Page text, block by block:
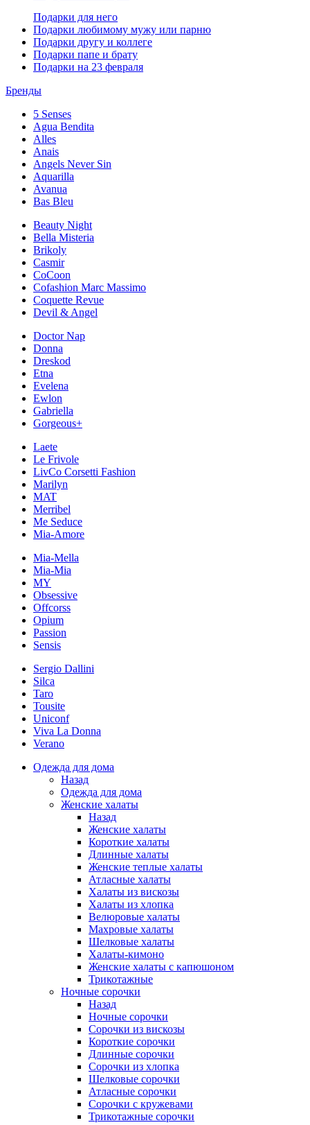
Подарки для него
Подарки любимому мужу или парню
Подарки другу и коллеге
Подарки папе и брату
Подарки на 23 февраля
Бренды
5 Senses
Agua Bendita
Alles
Anais
Angels Never Sin
Aquarilla
Avanua
Bas Bleu
Beauty Night
Bella Misteria
Brikoly
Casmir
CoCoon
Cofashion Marc Massimo
Coquette Revue
Devil & Angel
Doctor Nap
Donna
Dreskod
Etna
Evelena
Ewlon
Gabriella
Gorgeous+
Laete
Le Frivole
LivCo Corsetti Fashion
Marilyn
MAT
Merribel
Me Seduce
Mia-Amore
Mia-Mella
Mia-Mia
MY
Obsessive
Offcorss
Opium
Passion
Sensis
Sergio Dallini
Silca
Taro
Tousite
Uniconf
Viva La Donna
Verano
Одежда для дома
Назад
Одежда для дома
Женские халаты
Назад
Женские халаты
Короткие халаты
Длинные халаты
Женские теплые халаты
Атласные халаты
Халаты из вискозы
Халаты из хлопка
Велюровые халаты
Махровые халаты
Шелковые халаты
Халаты-кимоно
Женские халаты с капюшоном
Трикотажные
Ночные сорочки
Назад
Ночные сорочки
Сорочки из вискозы
Короткие сорочки
Длинные сорочки
Сорочки из хлопка
Шелковые сорочки
Атласные сорочки
Сорочки с кружевами
Трикотажные сорочки